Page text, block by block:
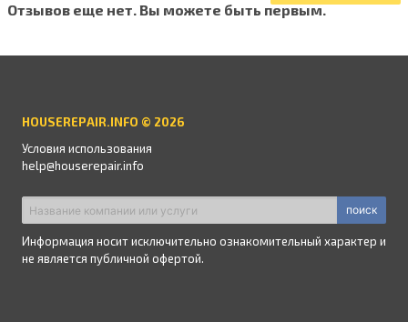
Отзывов еще нет. Вы можете быть первым.
HOUSEREPAIR.INFO © 2026
Условия использования
help@houserepair.info
поиск
Информация носит исключительно ознакомительный характер и
не является публичной офертой.